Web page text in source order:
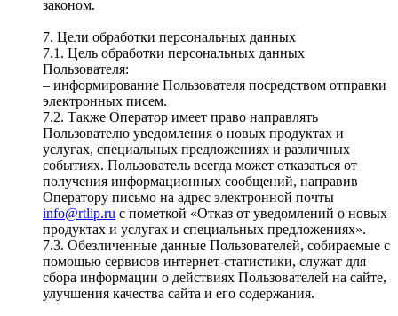
законом.
7. Цели обработки персональных данных
7.1. Цель обработки персональных данных
Пользователя:
– информирование Пользователя посредством отправки
электронных писем.
7.2. Также Оператор имеет право направлять
Пользователю уведомления о новых продуктах и
услугах, специальных предложениях и различных
событиях. Пользователь всегда может отказаться от
получения информационных сообщений, направив
Оператору письмо на адрес электронной почты
info@rtlip.ru с пометкой «Отказ от уведомлений о новых
продуктах и услугах и специальных предложениях».
7.3. Обезличенные данные Пользователей, собираемые с
помощью сервисов интернет-статистики, служат для
сбора информации о действиях Пользователей на сайте,
улучшения качества сайта и его содержания.